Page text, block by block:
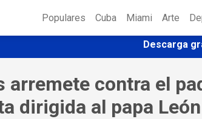
Populares Cuba Miami Arte
Descarga
arremete contra el
dirigida al papa